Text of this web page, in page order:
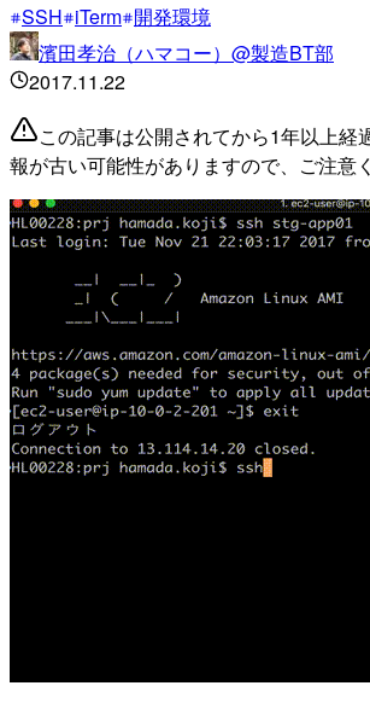
SSH iTerm 開発環境
濱田孝治（ハマコー）@製造BT部
2017.11.22
この記事は公開されてから1年以上経
報が古い可能性がありますので、ご注意